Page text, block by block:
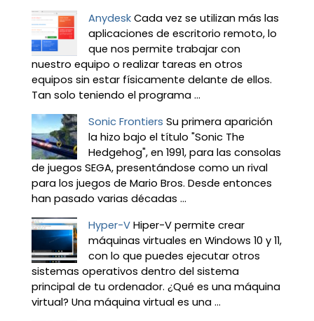
Anydesk Cada vez se utilizan más las
aplicaciones de escritorio remoto, lo
que nos permite trabajar con
nuestro equipo o realizar tareas en otros
equipos sin estar físicamente delante de ellos.
Tan solo teniendo el programa ...
Sonic Frontiers Su primera aparición
la hizo bajo el título "Sonic The
Hedgehog", en 1991, para las consolas
de juegos SEGA, presentándose como un rival
para los juegos de Mario Bros. Desde entonces
han pasado varias décadas ...
Hyper-V Hiper-V permite crear
máquinas virtuales en Windows 10 y 11,
con lo que puedes ejecutar otros
sistemas operativos dentro del sistema
principal de tu ordenador. ¿Qué es una máquina
virtual? Una máquina virtual es una ...